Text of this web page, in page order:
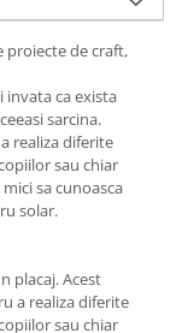
proiecte de craft,
invata ca exista
sarcina.
realiza diferite
sau chiar
sa cunoasca
solar.
placaj. Acest
a realiza diferite
sau chiar